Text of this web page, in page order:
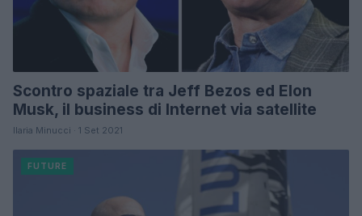
Scontro spaziale tra Jeff Bezos ed Elon
Musk, il business di Internet via satellite
Ilaria Minucci · 1 Set 2021
FUTURE